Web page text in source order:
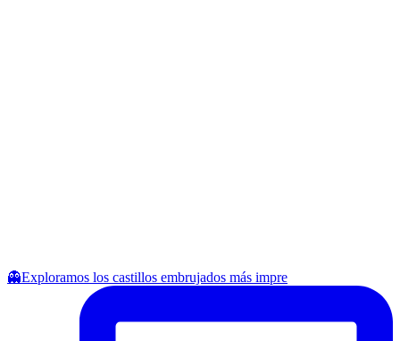
👻Exploramos los castillos embrujados más impre